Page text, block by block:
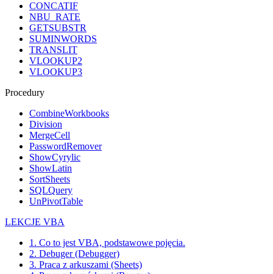
CONCATIF
NBU_RATE
GETSUBSTR
SUMINWORDS
TRANSLIT
VLOOKUP2
VLOOKUP3
Procedury
CombineWorkbooks
Division
MergeCell
PasswordRemover
ShowCyrylic
ShowLatin
SortSheets
SQLQuery
UnPivotTable
LEKCJE VBA
1. Co to jest VBA, podstawowe pojęcia.
2. Debuger (Debugger)
3. Praca z arkuszami (Sheets)